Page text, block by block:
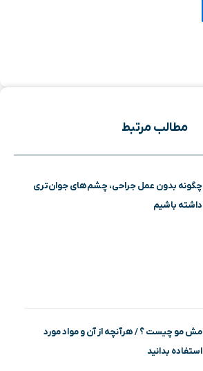
مطالب مرتبط
چگونه بدون عمل جراحی، چشم‌های جوان‌تری
داشته باشیم
مش مو چیست ؟ / هرآنچه از آن و مواد مورد
استفاده بدانید